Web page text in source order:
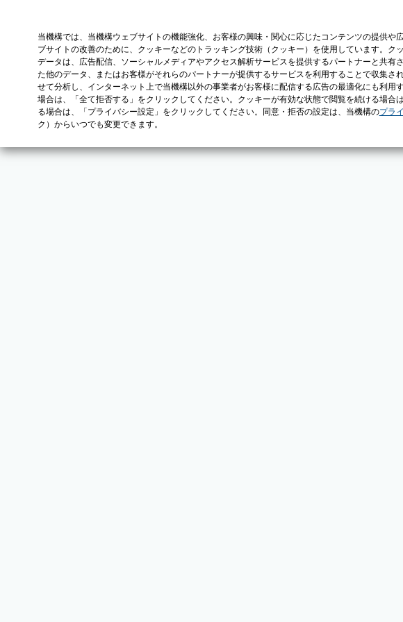
当機構では、当機構ウェブサイトの機能強化、お客様の興味・関心に応じたコンテンツの提供
ブサイトの改善のために、クッキーなどのトラッキング技術（クッキー）を使用しています。
データは、広告配信、ソーシャルメディアやアクセス解析サービスを提供するパートナーと共
た他のデータ、またはお客様がそれらのパートナーが提供するサービスを利用することで収集
せて分析し、インターネット上で当機構以外の事業者がお客様に配信する広告の最適化にも利
場合は、「全て拒否する」をクリックしてください。クッキーが有効な状態で閲覧を続ける場
る場合は、「プライバシー設定」をクリックしてください。同意・拒否の設定は、当機構のプラ
ク）からいつでも変更できます。